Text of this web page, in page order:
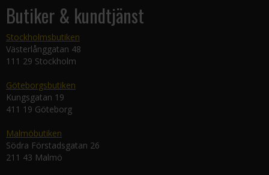
Butiker & kundtjänst
Stockholmsbutiken
Västerlånggatan 48
111 29 Stockholm
Göteborgsbutiken
Kungsgatan 19
411 19 Göteborg
Malmöbutiken
Södra Förstadsgatan 26
211 43 Malmö